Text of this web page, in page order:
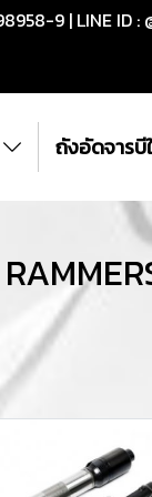
9 | LINE ID
ถังอัดจาร